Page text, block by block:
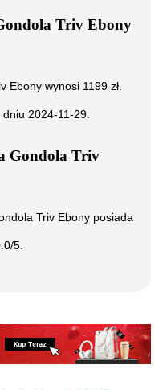
Triv Ebony
Ebony wynosi 1199 zł.
dniu 2024-11-29
Gondola Triv
Triv Ebony posiada
/5.